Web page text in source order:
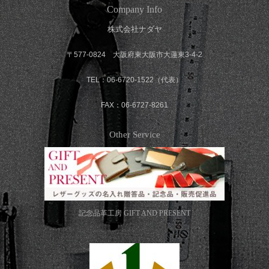
Company Info
株式会社ナダヤ
〒577-0824 大阪府東大阪市大蓮東3-4-2
TEL：06-6720-1522（代表）
FAX：06-6727-8261
Other Service
記念品革工房 GIFT AND PRESENT